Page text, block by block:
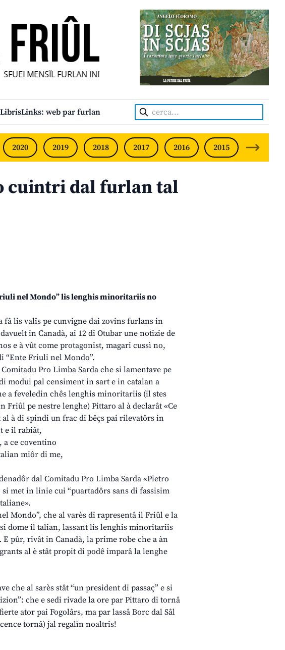
MENSÎL FURLAN INDIPENDENT • INDEPENDENT FRIULIAN MONTHLY
Links: web par furlan Cerca:
2020 2019 2018 2017 2016 2015 2014
cuintri dal furlan tal
nel Mondo” lis lenghis minoritariis no
fâ lis valîs pe cunvigne dai zovins furlans in
in Canadà, ai 12 di Otubar une notizie de
e à vût come protagonist, magari cussì no,
“Ente Friuli nel Mondo”.
Pro Limba Sarda che si lamentave pe
modui pal censiment in sart e in catalan a
a feveledin chês lenghis minoritariis (il stes
Friûl pe nestre lenghe) Pittaro al à declarât «Ce
al à di spindi un frac di bêçs pai rilevatôrs in
e il rabiât,
a ce coventino
miôr di me,
dal Comitadu Pro Limba Sarda «Pietro
met in linie cui “puartadôrs sans di fassisim
Mondo”, che al varès di rapresentâ il Friûl e la
dome il talian, lassant lis lenghis minoritariis
pûr, rivât in Canadà, la prime robe che a àn
al è stât propit di podê imparâ la lenghe
che al sarès stât “un president di passaç” e si
che e sedi rivade la ore par Pittaro di tornâ
ator pai Fogolârs, ma par lassâ Borc dal Sâl
tornâ) jal regalìn noaltris!